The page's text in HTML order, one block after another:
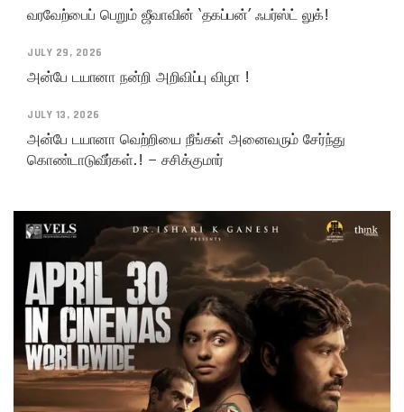
வரவேற்பைப் பெறும் ஜீவாவின் ‘தகப்பன்’ ஃபர்ஸ்ட் லுக்!
JULY 29, 2026
அன்பே டயானா நன்றி அறிவிப்பு விழா !
JULY 13, 2026
அன்பே டயானா வெற்றியை நீங்கள் அனைவரும் சேர்ந்து
கொண்டாடுவீர்கள்.! – சசிக்குமார்